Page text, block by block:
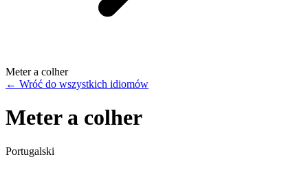
Meter a colher
← Wróć do wszystkich idiomów
Meter a colher
Portugalski